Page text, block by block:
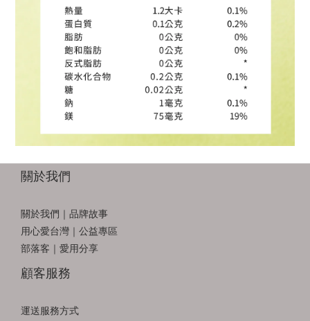
關於我們
關於我們｜品牌故事
用心愛台灣｜公益專區
部落客｜愛用分享
顧客服務
運送服務方式